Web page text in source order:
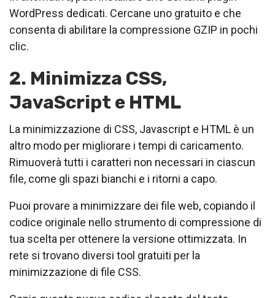
WordPress dedicati. Cercane uno gratuito e che
consenta di abilitare la compressione GZIP in pochi
clic.
2. Minimizza CSS,
JavaScript e HTML
La minimizzazione di CSS, Javascript e HTML è un
altro modo per migliorare i tempi di caricamento.
Rimuoverà tutti i caratteri non necessari in ciascun
file, come gli spazi bianchi e i ritorni a capo.
Puoi provare a minimizzare dei file web, copiando il
codice originale nello strumento di compressione di
tua scelta per ottenere la versione ottimizzata. In
rete si trovano diversi tool gratuiti per la
minimizzazione di file CSS.